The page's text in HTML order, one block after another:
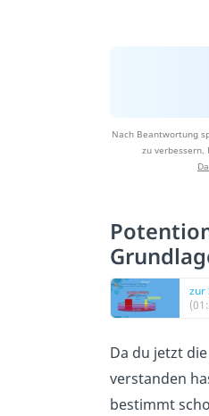
Nach Beantwortung
zu
zur
Da du jetzt
verstanden
bestimmt